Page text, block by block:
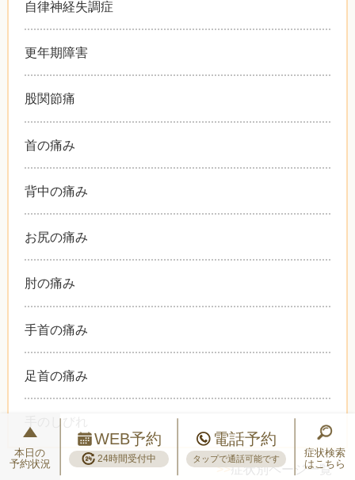
自律神経失調症
更年期障害
股関節痛
首の痛み
背中の痛み
お尻の痛み
肘の痛み
手首の痛み
足首の痛み
手のしびれ
>>症状別ページ一覧
本日の
予約状況
WEB予約
24時間受付中
電話予約
タップで通話可能です
症状検索
はこちら